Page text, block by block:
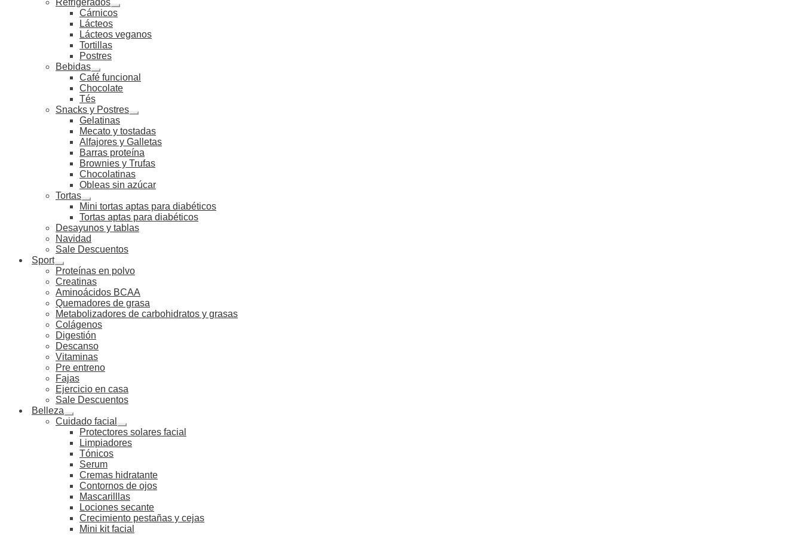
Refrigerados
Cárnicos
Lácteos
Lácteos veganos
Tortillas
Postres
Bebidas
Café funcional
Chocolate
Tés
Snacks y Postres
Gelatinas
Mecato y tostadas
Alfajores y Galletas
Barras proteína
Brownies y Trufas
Chocolatinas
Obleas sin azúcar
Tortas
Mini tortas aptas para diabéticos
Tortas aptas para diabéticos
Desayunos y tablas
Navidad
Sale Descuentos
Sport
Proteínas en polvo
Creatinas
Aminoácidos BCAA
Quemadores de grasa
Metabolizadores de carbohidratos y grasas
Colágenos
Digestión
Descanso
Vitaminas
Pre entreno
Fajas
Ejercicio en casa
Sale Descuentos
Belleza
Cuidado facial
Protectores solares facial
Limpiadores
Tónicos
Serum
Cremas hidratante
Contornos de ojos
Mascarilllas
Lociones secante
Crecimiento pestañas y cejas
Mini kit facial